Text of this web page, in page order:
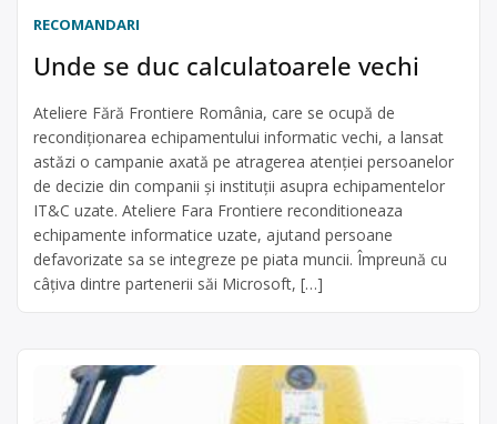
RECOMANDARI
Unde se duc calculatoarele vechi
Ateliere Fără Frontiere România, care se ocupă de
recondiţionarea echipamentului informatic vechi, a lansat
astăzi o campanie axată pe atragerea atenţiei persoanelor
de decizie din companii şi instituţii asupra echipamentelor
IT&C uzate. Ateliere Fara Frontiere reconditioneaza
echipamente informatice uzate, ajutand persoane
defavorizate sa se integreze pe piata muncii. Împreună cu
câțiva dintre partenerii săi Microsoft, […]